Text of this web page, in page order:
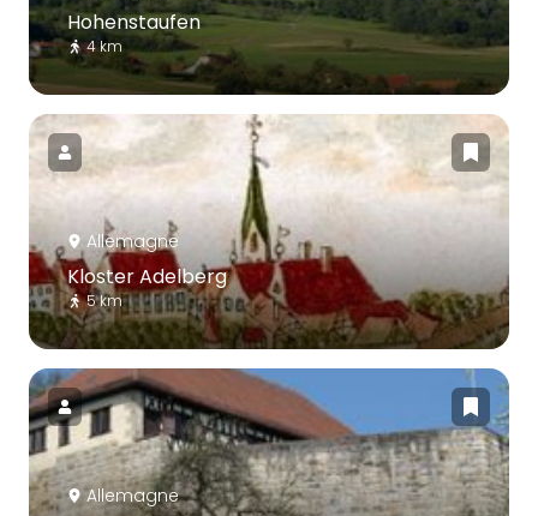
Hohenstaufen
4 km
Allemagne
Kloster Adelberg
5 km
Allemagne